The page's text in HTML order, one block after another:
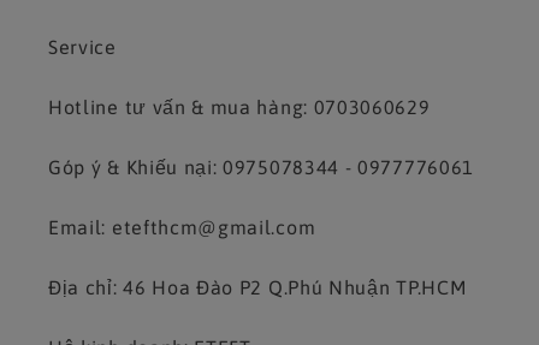
Service
Hotline tư vấn & mua hàng: 0703060629
Góp ý & Khiếu nại: 0975078344 - 0977776061
Email: etefthcm@gmail.com
Địa chỉ: 46 Hoa Đào P2 Q.Phú Nhuận TP.HCM